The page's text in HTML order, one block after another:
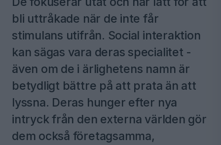
bli uttråkade när de inte får
stimulans utifrån. Social interaktion
kan sägas vara deras specialitet -
även om de i ärlighetens namn är
betydligt bättre på att prata än att
lyssna. Deras hunger efter nya
intryck från den externa världen gör
dem också företagsamma,